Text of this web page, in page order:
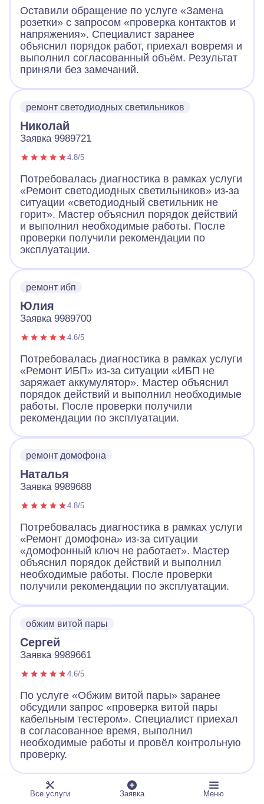
Оставили обращение по услуге «Замена
розетки» с запросом «проверка контактов и
напряжения». Специалист заранее
объяснил порядок работ, приехал вовремя и
выполнил согласованный объём. Результат
приняли без замечаний.
ремонт светодиодных светильников
Николай
Заявка 9989721
4.8/5
Потребовалась диагностика в рамках услуги
«Ремонт светодиодных светильников» из-за
ситуации «светодиодный светильник не
горит». Мастер объяснил порядок действий
и выполнил необходимые работы. После
проверки получили рекомендации по
эксплуатации.
ремонт ибп
Юлия
Заявка 9989700
4.6/5
Потребовалась диагностика в рамках услуги
«Ремонт ИБП» из-за ситуации «ИБП не
заряжает аккумулятор». Мастер объяснил
порядок действий и выполнил необходимые
работы. После проверки получили
рекомендации по эксплуатации.
ремонт домофона
Наталья
Заявка 9989688
4.8/5
Потребовалась диагностика в рамках услуги
«Ремонт домофона» из-за ситуации
«домофонный ключ не работает». Мастер
объяснил порядок действий и выполнил
необходимые работы. После проверки
получили рекомендации по эксплуатации.
обжим витой пары
Сергей
Заявка 9989661
4.6/5
По услуге «Обжим витой пары» заранее
обсудили запрос «проверка витой пары
кабельным тестером». Специалист приехал
в согласованное время, выполнил
необходимые работы и провёл контрольную
проверку.
ландшафтное освещение
Все услуги Заявка Меню